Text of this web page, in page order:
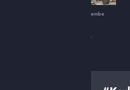
10 Mart 2022, Perşembe
Bir Zamanlar